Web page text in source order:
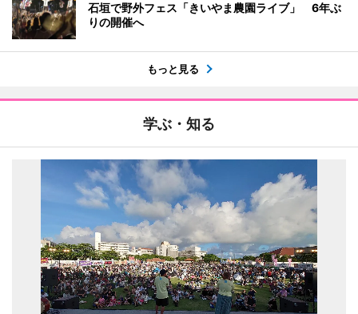
石垣で野外フェス「きいやま農園ライブ」 6年ぶ
りの開催へ
もっと見る
学ぶ・知る